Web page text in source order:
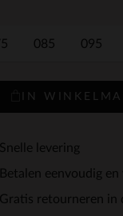
085 095
IN
levering
eenvoudig en
retourneren in